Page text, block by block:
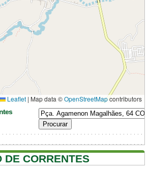
Leaflet | Map data ©OpenStreetMapcontributors
DE CORRENTES